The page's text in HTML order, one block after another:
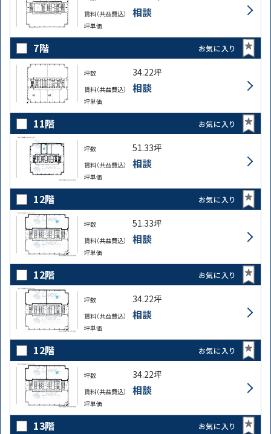
賃料（共益費込） 相談
坪単価
7階 お気に入り
坪数 34.22坪
賃料（共益費込） 相談
坪単価
11階 お気に入り
坪数 51.33坪
賃料（共益費込） 相談
坪単価
12階 お気に入り
坪数 51.33坪
賃料（共益費込） 相談
坪単価
12階 お気に入り
坪数 34.22坪
賃料（共益費込） 相談
坪単価
12階 お気に入り
坪数 34.22坪
賃料（共益費込） 相談
坪単価
13階 お気に入り